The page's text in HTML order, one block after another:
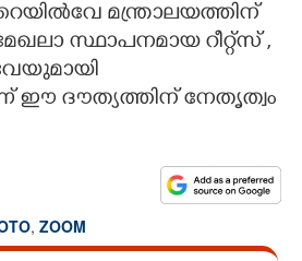
മന്ത്രാലയത്തിന്
സ്ഥാപനമായ റീറ്റ്സ് ,
ഈ ദൗത്യത്തിന് നേതൃത്വം
, ZOOM